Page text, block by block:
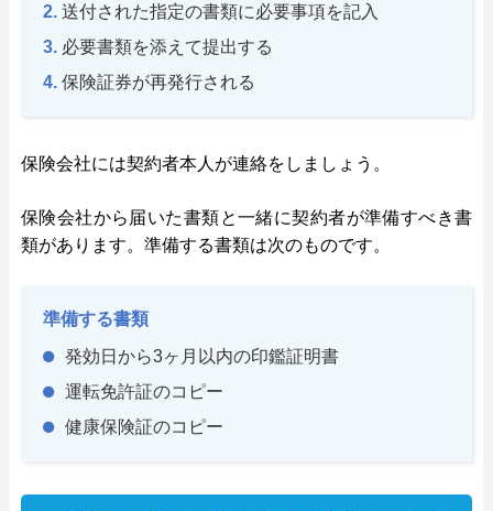
送付された指定の書類に必要事項を記入
必要書類を添えて提出する
保険証券が再発行される
保険会社には契約者本人が連絡をしましょう。
保険会社から届いた書類と一緒に契約者が準備すべき書
類があります。準備する書類は次のものです。
準備する書類
発効日から3ヶ月以内の印鑑証明書
運転免許証のコピー
健康保険証のコピー